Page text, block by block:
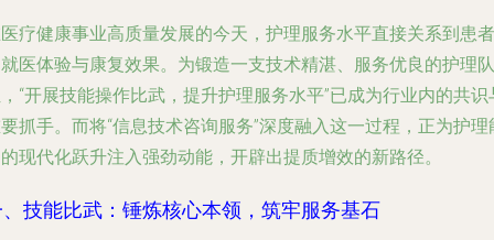
疗健康事业高质量发展的今天，护理服务水平直接关系到患者
医体验与康复效果。为锻造一支技术精湛、服务优良的护理队
“开展技能操作比武，提升护理服务水平”已成为行业内的共识
抓手。而将“信息技术咨询服务”深度融入这一过程，正为护理
现代化跃升注入强劲动能，开辟出提质增效的新路径。
技能比武：锤炼核心本领，筑牢服务基石